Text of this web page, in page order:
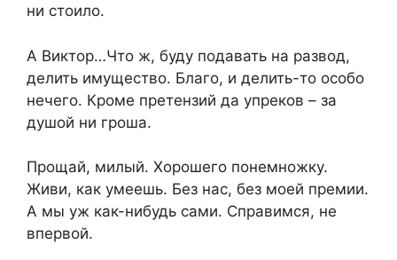
ни стоило.
А Виктор…Что ж, буду подавать на развод,
делить имущество. Благо, и делить-то особо
нечего. Кроме претензий да упреков – за
душой ни гроша.
Прощай, милый. Хорошего понемножку.
Живи, как умеешь. Без нас, без моей премии.
А мы уж как-нибудь сами. Справимся, не
впервой.